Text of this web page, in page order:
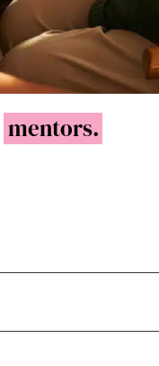
mentors.